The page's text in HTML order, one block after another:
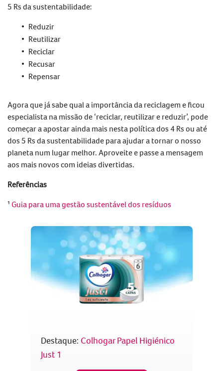
Destaque: Colhogar Papel Higiénico
Just 1
5 Rs da sustentabilidade:
Reduzir
Reutilizar
Reciclar
Recusar
Repensar
Agora que já sabequal a importância da reciclagem e ficou
especialista na missão de ‘reciclar, reutilizar e reduzir’, pode
começar a apostar ainda mais nesta política dos 4 Rs ou até
dos 5 Rs da sustentabilidade para ajudar a tornar o nosso
planeta num lugar melhor. Aproveite e passe a mensagem
aos mais novos com ideias divertidas.
Referências
¹ Guia para uma gestão sustentável dos resíduos